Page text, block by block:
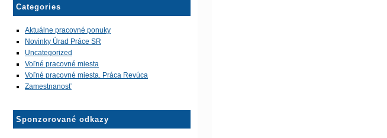
Categories
Aktuálne pracovné ponuky
Novinky Úrad Práce SR
Uncategorized
Voľné pracovné miesta
Voľné pracovné miesta. Práca Revúca
Zamestnanosť
Sponzorované odkazy